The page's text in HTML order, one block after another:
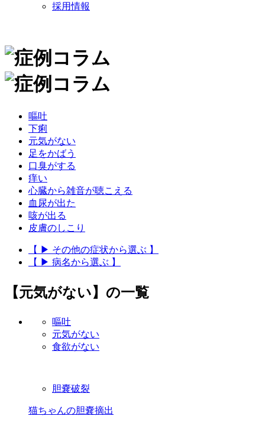
採用情報
嘔吐
下痢
元気がない
足をかばう
口臭がする
痒い
心臓から雑音が聴こえる
血尿が出た
咳が出る
皮膚のしこり
【 ▶ その他の症状から選ぶ 】
【 ▶ 病名から選ぶ 】
【元気がない】の一覧
嘔吐
元気がない
食欲がない
胆嚢破裂
猫ちゃんの胆嚢摘出